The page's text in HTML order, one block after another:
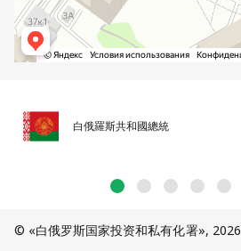
白俄羅斯共和國總統
© «白俄罗斯国家投资和私有化署», 2026